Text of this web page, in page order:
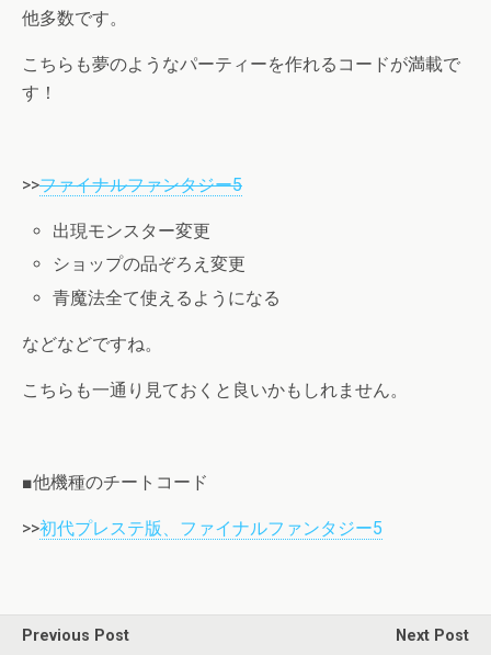
他多数です。
こちらも夢のようなパーティーを作れるコードが満載で
す！
>>ファイナルファンタジー5
出現モンスター変更
ショップの品ぞろえ変更
青魔法全て使えるようになる
などなどですね。
こちらも一通り見ておくと良いかもしれません。
■他機種のチートコード
>>初代プレステ版、ファイナルファンタジー5
Previous Post
Next Post